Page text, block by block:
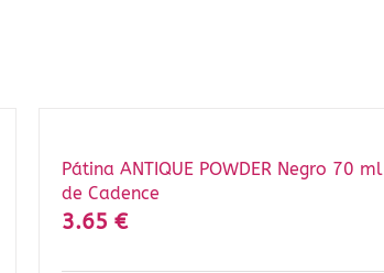
Pátina ANTIQUE POWDER Negro 70 ml
de Cadence
3.65€